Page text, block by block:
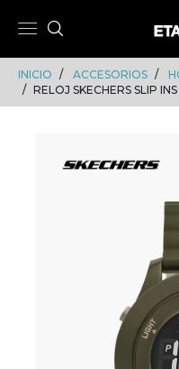
INICIO ACCESORIOS
RELOJ SKECHERS SLIP